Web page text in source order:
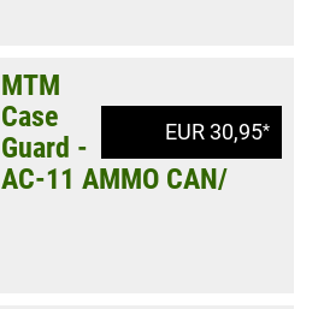
EUR 30,95*
MTM
Case
Guard -
AC-11 AMMO CAN/